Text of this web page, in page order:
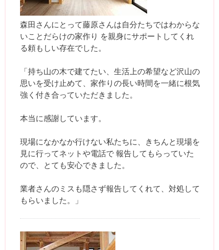
森田さんにとって藤原さんは自分たちではわからな
いことだらけの家作り を親身にサポートしてくれ
る頼もしい存在でした。
「持ち山の木で建てたい、生活上の希望など沢山の
思いを受け止めて、家作りの長い時間を一緒に根気
強く付き合っていただきました。
本当に感謝しています。
現場になかなか行けない私たちに、きちんと現場を
見に行ってネットや電話で 報告してもらっていた
ので、とても安心できました。
業者さんのミスも隠さず報告してくれて、対処して
もらいました。」